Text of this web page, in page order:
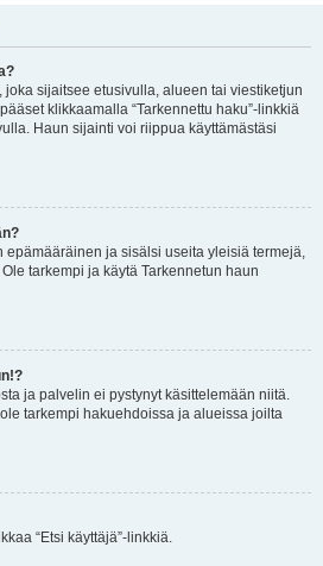
sijaitsee etusivulla, alueen tai viestiketjun
klikkaamalla “Tarkennettu haku”-linkkiä
Haun sijainti voi riippua käyttämästäsi
epämääräinen ja sisälsi useita yleisiä termejä,
tarkempi ja käytä Tarkennetun haun
ja palvelin ei pystynyt käsittelemään niitä.
ole tarkempi hakuehdoissa ja alueissa joilta
“Etsi käyttäjä”-linkkiä.